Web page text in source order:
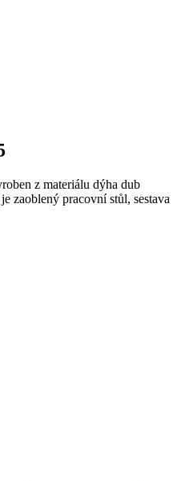
z materiálu dýha dub
zaoblený pracovní stůl, sestava